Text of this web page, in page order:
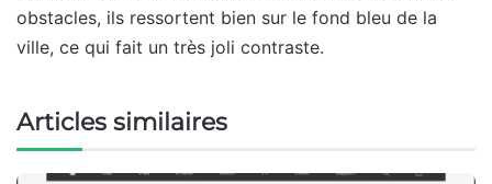
obstacles, ils ressortent bien sur le fond bleu de la
ville, ce qui fait un très joli contraste.
Articles similaires